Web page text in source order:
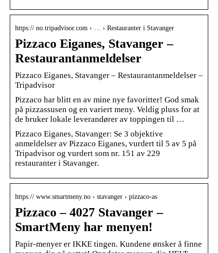
https:// no.tripadvisor.com › … › Restauranter i Stavanger
Pizzaco Eiganes, Stavanger –
Restaurantanmeldelser
Pizzaco Eiganes, Stavanger – Restaurantanmeldelser –
Tripadvisor
Pizzaco har blitt en av mine nye favoritter! God smak
på pizzassusen og en variert meny. Veldig pluss for at
de bruker lokale leverandører av toppingen til …
Pizzaco Eiganes, Stavanger: Se 3 objektive
anmeldelser av Pizzaco Eiganes, vurdert til 5 av 5 på
Tripadvisor og vurdert som nr. 151 av 229
restauranter i Stavanger.
https:// www.smartmeny.no › stavanger › pizzaco-as
Pizzaco – 4027 Stavanger –
SmartMeny har menyen!
Papir-menyer er IKKE tingen. Kundene ønsker å finne